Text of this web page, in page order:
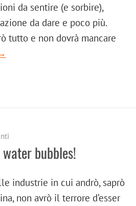
da sentire (e sorbire),
da dare e poco più.
tutto e non dovrà mancare
bubbles!
industrie in cui andrò, saprò
non avrò il terrore d’esser